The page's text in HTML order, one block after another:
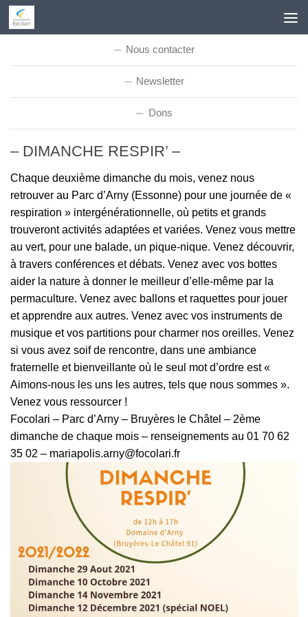
Skip to content
Nous contacter
Newsletter
Dons
– DIMANCHE RESPIR’ –
Chaque deuxième dimanche du mois, venez nous
retrouver au Parc d’Arny (Essonne) pour une journée de «
respiration » intergénérationnelle, où petits et grands
trouveront activités adaptées et variées. Venez vous mettre
au vert, pour une balade, un pique-nique. Venez découvrir,
à travers conférences et débats. Venez avec vos bottes
aider la nature à donner le meilleur d’elle-même par la
permaculture. Venez avec ballons et raquettes pour jouer
et apprendre aux autres. Venez avec vos instruments de
musique et vos partitions pour charmer nos oreilles. Venez
si vous avez soif de rencontre, dans une ambiance
fraternelle et bienveillante où le seul mot d’ordre est «
Aimons-nous les uns les autres, tels que nous sommes ».
Venez vous ressourcer !
Focolari – Parc d’Arny – Bruyères le Châtel – 2ème
dimanche de chaque mois – renseignements au 01 70 62
35 02 – mariapolis.arny@focolari.fr